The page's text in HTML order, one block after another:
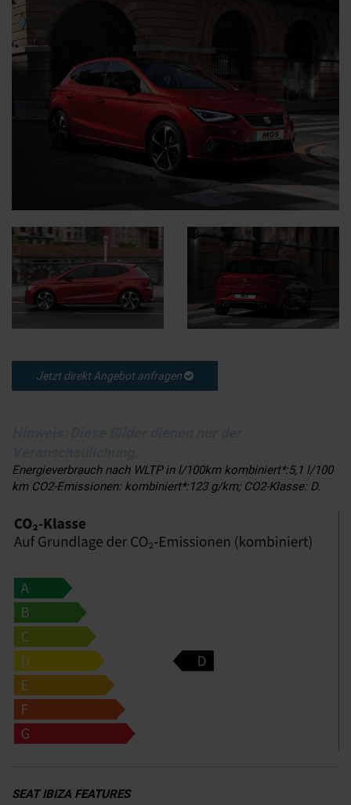
Jetzt direkt Angebot anfragen
Energieverbrauch nach WLTP in l/100km kombiniert*:5,1 l/100
km CO2-Emissionen: kombiniert*:123 g/km; CO2-Klasse: D.
SEAT IBIZA FEATURES